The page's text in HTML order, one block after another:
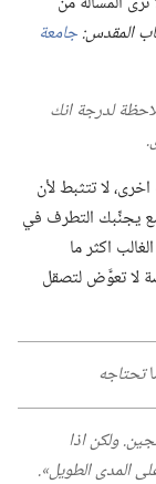
المقدس:‏جامعة
لدرجة انك
لا تتثبط لأن
يجنِّبك التطرف في
اكثر ما
لا تعوَّض لتصقل
تحتاجه
ولكن اذا
المدى الطويل».‏